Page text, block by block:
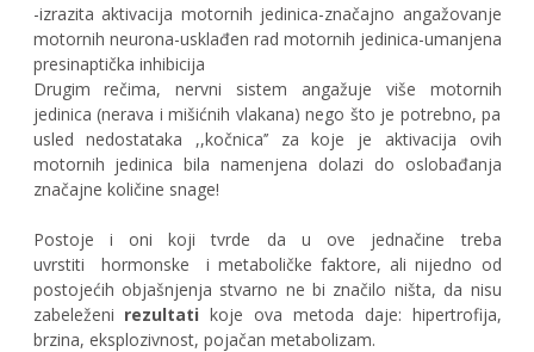
-izrazita aktivacija motornih jedinica-značajno angažovanje
motornih neurona-usklađen rad motornih jedinica-umanjena
presinaptička inhibicija
Drugim rečima, nervni sistem angažuje više motornih
jedinica (nerava i mišićnih vlakana) nego što je potrebno, pa
usled nedostataka ,,kočnica’’ za koje je aktivacija ovih
motornih jedinica bila namenjena dolazi do oslobađanja
značajne količine snage!
Postoje i oni koji tvrde da u ove jednačine treba
uvrstiti
hormonske
i metaboličke faktore, ali nijedno od
postojećih objašnjenja stvarno ne bi značilo ništa, da nisu
zabeleženi rezultati koje ova metoda daje: hipertrofija,
brzina, eksplozivnost, pojačan metabolizam.